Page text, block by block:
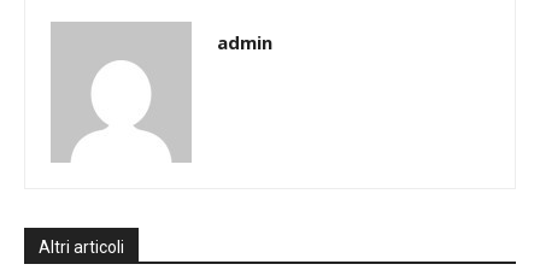
admin
Altri articoli